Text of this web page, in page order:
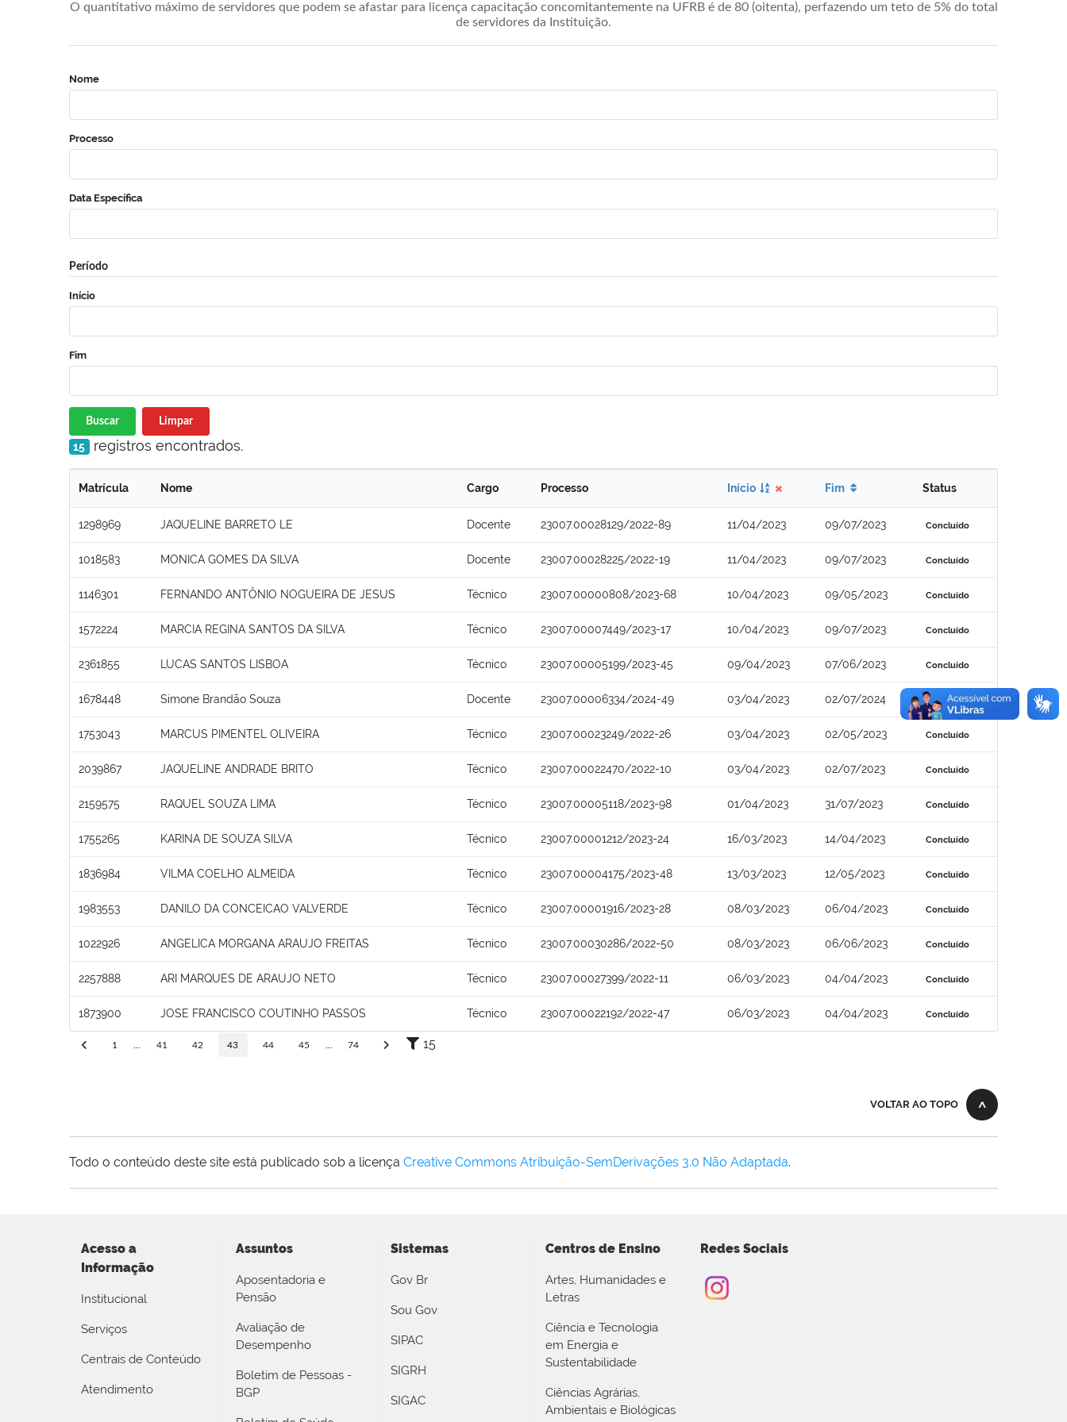
O quantitativo máximo de servidores que podem se afastar para licença capacitação concomitantemente na UFRB é de 80 (oitenta), perfazendo um teto de 5% do total
de servidores da Instituição.
Nome
Processo
Data Específica
Período
Início
Fim
Buscar Limpar
15 registros encontrados.
Matrícula Nome Cargo Processo Início Fim Status
1298969 JAQUELINE BARRETO LE Docente 23007.00028129/2022-89 11/04/2023 09/07/2023 Concluído
1018583 MONICA GOMES DA SILVA Docente 23007.00028225/2022-19 11/04/2023 09/07/2023 Concluído
1146301 FERNANDO ANTÔNIO NOGUEIRA DE JESUS Técnico 23007.00000808/2023-68 10/04/2023 09/05/2023 Concluído
1572224 MARCIA REGINA SANTOS DA SILVA Técnico 23007.00007449/2023-17 10/04/2023 09/07/2023 Concluído
2361855 LUCAS SANTOS LISBOA Técnico 23007.00005199/2023-45 09/04/2023 07/06/2023 Concluído
1678448 Simone Brandão Souza Docente 23007.00006334/2024-49 03/04/2023 02/07/2024 Concluído
1753043 MARCUS PIMENTEL OLIVEIRA Técnico 23007.00023249/2022-26 03/04/2023 02/05/2023 Concluído
2039867 JAQUELINE ANDRADE BRITO Técnico 23007.00022470/2022-10 03/04/2023 02/07/2023 Concluído
2159575 RAQUEL SOUZA LIMA Técnico 23007.00005118/2023-98 01/04/2023 31/07/2023 Concluído
1755265 KARINA DE SOUZA SILVA Técnico 23007.00001212/2023-24 16/03/2023 14/04/2023 Concluído
1836984 VILMA COELHO ALMEIDA Técnico 23007.00004175/2023-48 13/03/2023 12/05/2023 Concluído
1983553 DANILO DA CONCEICAO VALVERDE Técnico 23007.00001916/2023-28 08/03/2023 06/04/2023 Concluído
1022926 ANGELICA MORGANA ARAUJO FREITAS Técnico 23007.00030286/2022-50 08/03/2023 06/06/2023 Concluído
2257888 ARI MARQUES DE ARAUJO NETO Técnico 23007.00027399/2022-11 06/03/2023 04/04/2023 Concluído
1873900 JOSE FRANCISCO COUTINHO PASSOS Técnico 23007.00022192/2022-47 06/03/2023 04/04/2023 Concluído
1 41 42 43 44 45 74 15
VOLTAR AO TOPO
Todo o conteúdo deste site está publicado sob a licença Creative Commons Atribuição-SemDerivações 3.0 Não Adaptada.
Acesso a
Informação
Institucional
Serviços
Centrais de Conteúdo
Atendimento
Assuntos
Aposentadoria e
Pensão
Avaliação de
Desempenho
Boletim de Pessoas -
BGP
Sistemas
Gov Br
Sou Gov
SIPAC
SIGRH
SIGAC
Centros de Ensino
Artes, Humanidades e
Letras
Ciência e Tecnologia
em Energia e
Sustentabilidade
Ciências Agrárias,
Ambientais e Biológicas
Redes Sociais